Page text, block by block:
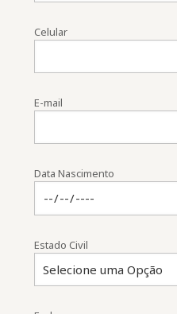
Celular
E-mail
Data Nascimento
Estado Civil